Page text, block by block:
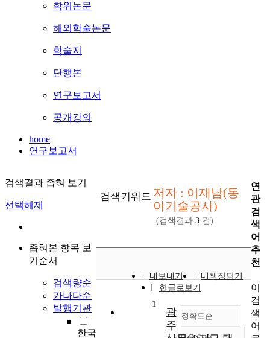
학위논문
해외학술논문
학술지
단행본
연구보고서
공개강의
home
연구보고서
검색결과 좁혀 보기
선택해제
좁혀본 항목 보
기순서
검색량순
가나다순
발행기관
한국
검색키워드 저자 : 이재남(동
아기술공사)
(검색결과 3 건)
내보내기
내책장담기
한글로보기
정확도순
1
광
주
연
관
검
색
어
추
천
이
검
색
어